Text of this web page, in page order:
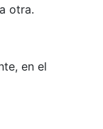
otra.
en el